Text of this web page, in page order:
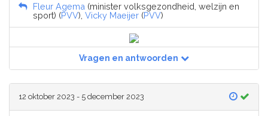
Fleur Agema (minister volksgezondheid, welzijn en
sport) (PVV), Vicky Maeijer (PVV)
Vragen en antwoorden
12 oktober 2023 - 5 december 2023